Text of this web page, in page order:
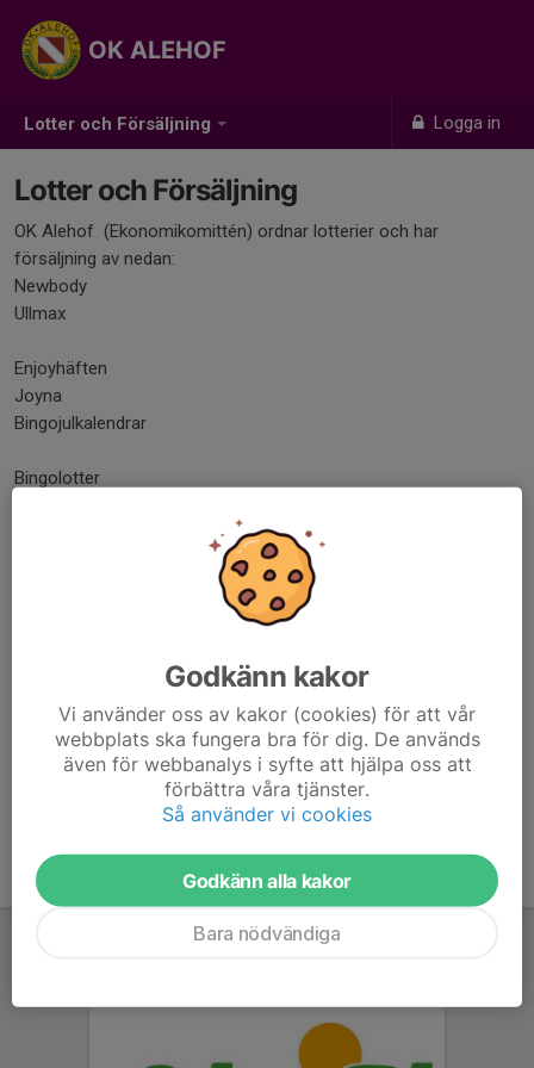
Lotter och Försäljning Logga in
OK ALEHOF
Lotter och Försäljning
OK Alehof (Ekonomikomittén) ordnar lotterier och har
försäljning av nedan:
Newbody
Ullmax
Enjoyhäften
Joyna
Bingojulkalendrar
Bingolotter
(gynnar föreningen precis som vid vanliga bingolotter)
Dragna vinster i lotterier aviseras under allmänna nyheter på
Monika Nilsson
Kontaktas via mail till kansliet@alehof.se
Godkänn kakor
Vi använder oss av kakor (cookies) för att vår
webbplats ska fungera bra för dig. De används
även för webbanalys i syfte att hjälpa oss att
förbättra våra tjänster.
Så använder vi cookies
Godkänn alla kakor
Bara nödvändiga